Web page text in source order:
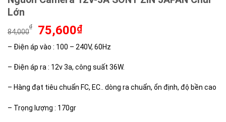
Lớn
84,000
₫
Giá
gốc
là:
75,600₫Giá
tại
75,600₫.
– Điện áp vào : 100 – 240V, 60Hz
– Điện áp ra : 12v 3a, công suất 36W.
– Hàng đạt tiêu chuẩn FC, EC.. dòng ra chuẩn, ổn định, độ bền cao
– Trọng lượng : 170gr